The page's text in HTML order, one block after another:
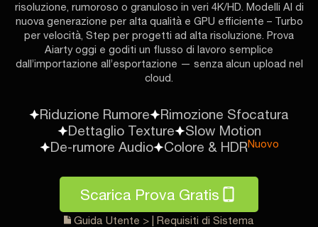
risoluzione, rumoroso o granuloso in veri 4K/HD. Modelli AI di
nuova generazione per alta qualità e GPU efficiente – Turbo
per velocità, Step per progetti ad alta risoluzione. Prova
Aiarty oggi e goditi un flusso di lavoro semplice
dall’importazione all’esportazione — senza alcun upload nel
cloud.
Riduzione Rumore
Rimozione Sfocatura
Dettaglio Texture
Slow Motion
De-rumore Audio
Colore & HDRNuovo
Scarica Prova Gratis
Guida Utente > Requisiti di Sistema